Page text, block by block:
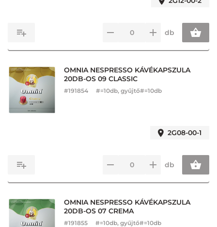
db
OMNIA NESPRESSO KÁVÉKAPSZULA
20DB-OS 09 CLASSIC
#191854 #=10db, gyűjtő#=10db
2G08-00-1
db
OMNIA NESPRESSO KÁVÉKAPSZULA
20DB-OS 07 CREMA
#191855 #=10db, gyűjtő#=10db